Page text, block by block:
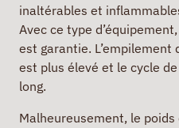
inaltérables et
Avec ce type
est garantie. L’empilement
est plus élevé et le cycle
long.
Malheureusement, le